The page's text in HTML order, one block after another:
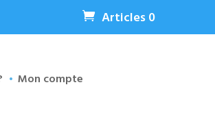
Articles 0
Mon compte